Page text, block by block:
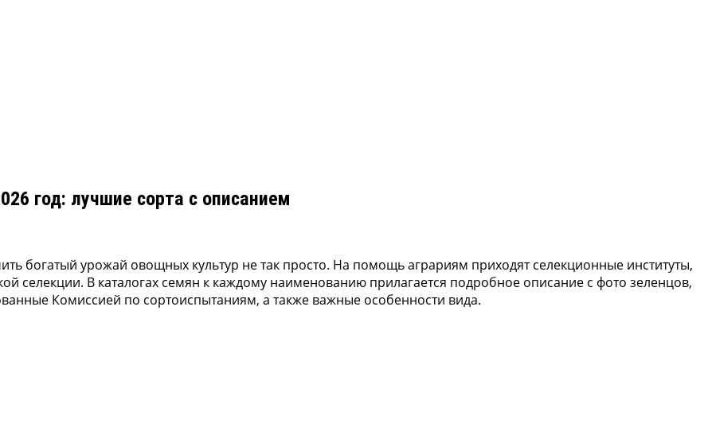
год: лучшие сорта с описанием
богатый урожай овощных культур не так просто. На помощь аграриям приходят селекционные институты,
селекции. В каталогах семян к каждому наименованию прилагается подробное описание с фото зеленцов,
Комиссией по сортоиспытаниям, а также важные особенности вида.